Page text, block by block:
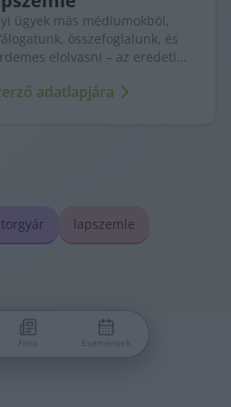
ügyek más médiumokból,
összefoglalunk, és
elolvasni – az eredeti
adatlapjára
lapszemle
Friss Események